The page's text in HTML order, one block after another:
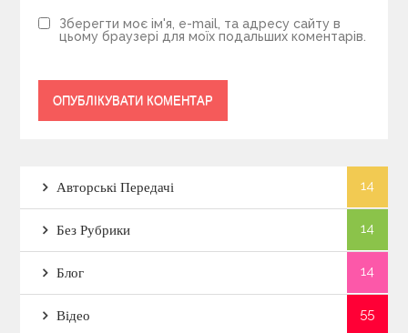
Зберегти моє ім'я, e-mail, та адресу сайту в
цьому браузері для моїх подальших коментарів.
Авторські Передачі 14
Без Рубрики 14
Блог 14
Відео 55